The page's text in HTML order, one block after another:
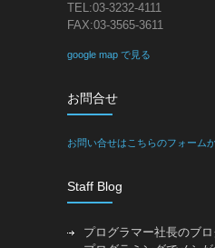
TEL:03-3232-4111
FAX:03-3565-3611
google map で見る
お問合せ
お問い合せはこちらのフォーム
Staff Blog
プログラマー社長のブ